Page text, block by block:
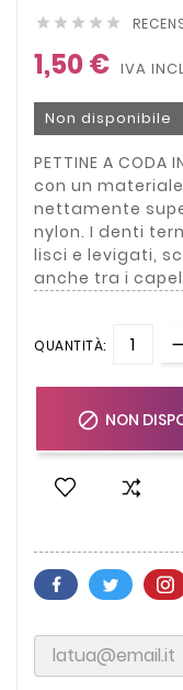
    
1,50 € IVA
Non disponibile
PETTINE A CODA
con un materiale
nettamente
nylon. I denti
lisci e levigati,
anche tra i
QUANTITÀ:
 NON